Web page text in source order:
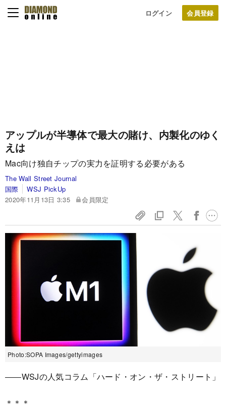
ログイン
アップルが半導体で最大の賭け、内製化のゆく
えは
Mac向け独自チップの実力を証明する必要がある
The Wall Street Journal
国際
WSJ PickUp
2020年11月13日 3:35
会員限定
Photo:SOPA Images/gettyimages
――WSJの人気コラム「ハード・オン・ザ・ストリート」
＊＊＊